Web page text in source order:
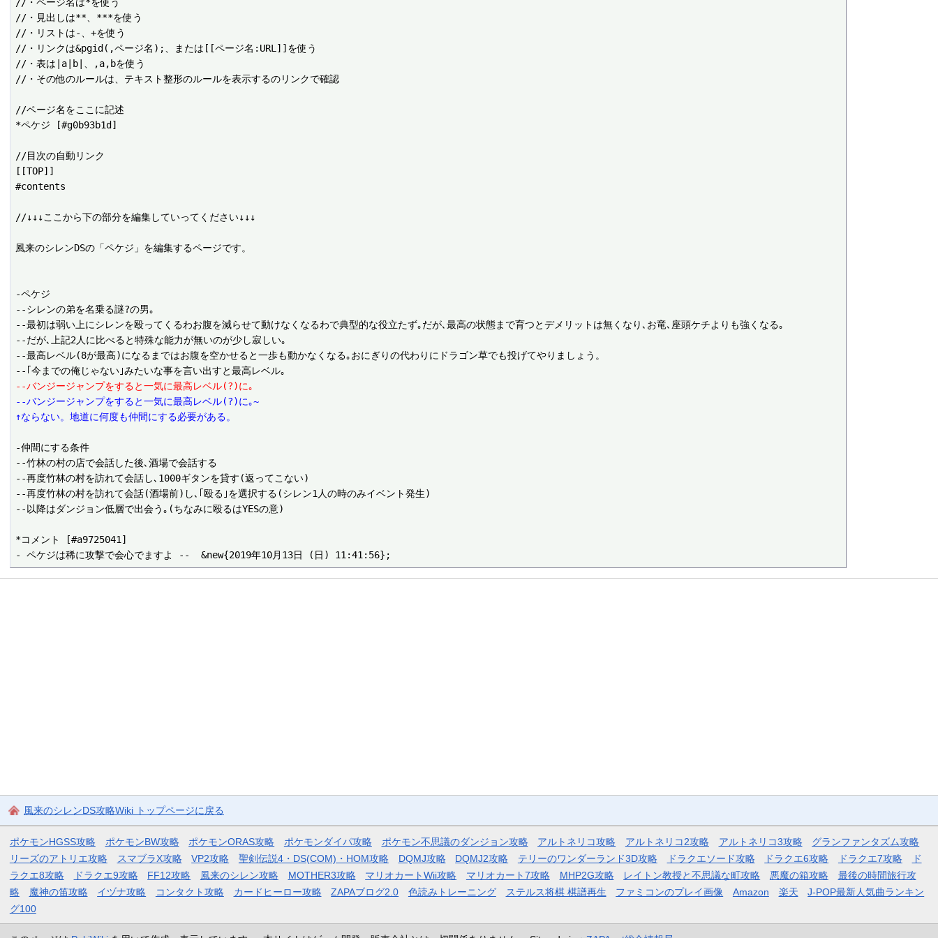
//・見出しは**、***を使う
//・リストは-、+を使う
//・リンクは&pgid(,ページ名);、または[[ページ名:URL]]を使う
//・表は|a|b|、,a,bを使う
//・その他のルールは、テキスト整形のルールを表示するのリンクで確認
//ページ名をここに記述
*ペケジ [#g0b93b1d]
//目次の自動リンク
[[TOP]]
#contents
//↓↓↓ここから下の部分を編集していってください↓↓↓
風来のシレンDSの「ペケジ」を編集するページです。
-ペケジ
--シレンの弟を名乗る謎?の男｡
--最初は弱い上にシレンを殴ってくるわお腹を減らせて動けなくなるわで典型的な役立たず｡だが､最高の状態まで育つとデメリットは無くなり､お竜､座頭ケチよりも強くなる｡
--だが､上記2人に比べると特殊な能力が無いのが少し寂しい｡
--最高レベル(8が最高)になるまではお腹を空かせると一歩も動かなくなる｡おにぎりの代わりにドラゴン草でも投げてやりましょう。
--バンジージャンプをすると一気に最高レベル(?)に｡
--バンジージャンプをすると一気に最高レベル(?)に｡~
↑ならない。地道に何度も仲間にする必要がある。
-仲間にする条件
--竹林の村の店で会話した後､酒場で会話する
--再度竹林の村を訪れて会話し､1000ギタンを貸す(返ってこない)
--再度竹林の村を訪れて会話(酒場前)し､｢殴る｣を選択する(シレン1人の時のみイベント発生)
--以降はダンジョン低層で出会う｡(ちなみに殴るはYESの意)
*コメント [#a9725041]
風来のシレンDS攻略Wiki トップページに戻る
ポケモンHGSS攻略 ポケモンBW攻略 ポケモンORAS攻略 ポケモンダイパ攻略 ポケモン不思議のダンジョン攻略 アルトネリコ攻略 アルトネリコ2攻略 アルトネリコ3攻略
グランファンタズム攻略
リーズのアトリエ攻略
スマブラX攻略 VP2攻略 聖剣伝説4・DS(COM)・HOM攻略 DQMJ攻略 DQMJ2攻略 テリーのワンダーランド3D攻略 ドラクエソード攻略 ドラクエ6攻略 ドラクエ7攻略
ド
ラクエ8攻略
ドラクエ9攻略 FF12攻略 風来のシレン攻略 MOTHER3攻略 マリオカートWii攻略 マリオカート7攻略 MHP2G攻略 レイトン教授と不思議な町攻略 悪魔の箱攻略
最後の時間旅行攻
略
魔神の笛攻略 イヅナ攻略 コンタクト攻略 カードヒーロー攻略 ZAPAブログ2.0 色読みトレーニング ステルス将棋 棋譜再生 ファミコンのプレイ画像 Amazon 楽天
J-POP最新人気曲ランキン
グ100